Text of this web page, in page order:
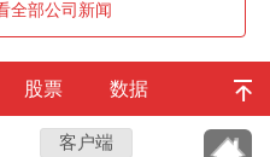
全部公司新闻
股票 数据
客户端